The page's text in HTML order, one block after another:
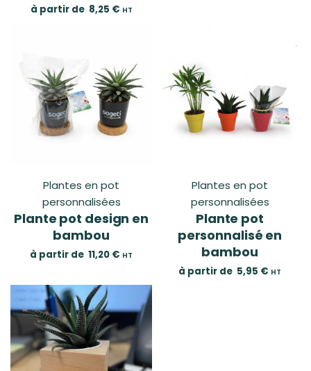
à partir de 8,25 € HT
Plantes en pot
personnalisées
Plante pot design en
bambou
à partir de 11,20 € HT
Plantes en pot
personnalisées
Plante pot
personnalisé en
bambou
à partir de 5,95 € HT